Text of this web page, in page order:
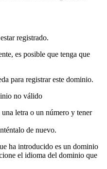
registrado.
es posible que tenga que
para registrar este dominio.
no válido
letra o un número y tener
de nuevo.
ha introducido es un dominio
el idioma del dominio que